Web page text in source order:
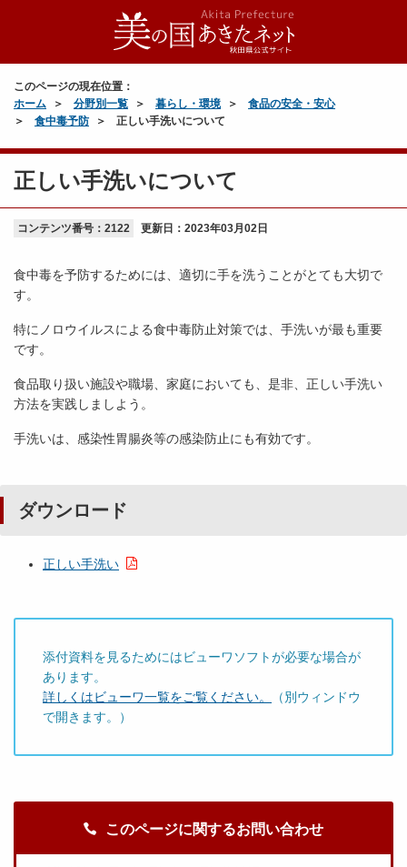
このページの現在位置：
ホーム
分野別一覧 暮らし・環境
食品の安全・安心
食中毒予防
正しい手洗いについて
正しい手洗いについて
コンテンツ番号：2122 更新日： 2023年03月02日
食中毒を予防するためには、適切に手を洗うことがとても大切で
す。
特にノロウイルスによる食中毒防止対策では、手洗いが最も重要
です。
食品取り扱い施設や職場、家庭においても、是非、正しい手洗い
方法を実践しましよう。
手洗いは、感染性胃腸炎等の感染防止にも有効です。
ダウンロード
正しい手洗い
添付資料を見るためにはビューワソフトが必要な場合が
あります。
詳しくはビューワ一覧をご覧ください。
（別ウィンドウ
で開きます。）
このページに関するお問い合わせ